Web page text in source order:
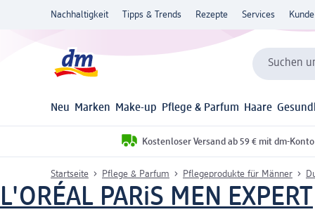
Nachhaltigkeit Tipps & Trends Rezepte Services
Suchen
Neu Marken Make-up Pflege & Parfum Haare
Kostenloser Versand ab 59 € mit dm-Konto
Startseite Pflege & Parfum Pflegeprodukte für Männer
L'ORÉAL PARiS MEN EXPERT